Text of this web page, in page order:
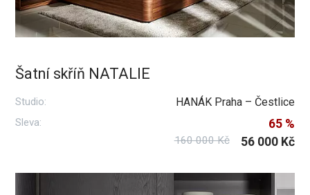
Šatní skříň NATALIE
Studio: HANÁK Praha – Čestlice
Sleva: 65 %
160 000 Kč 56 000 Kč